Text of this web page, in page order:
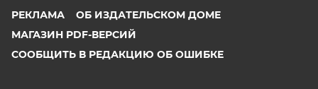
РЕКЛАМА
ОБ ИЗДАТЕЛЬСКОМ ДОМЕ
МАГАЗИН PDF-ВЕРСИЙ
СООБЩИТЬ В РЕДАКЦИЮ ОБ ОШИБКЕ